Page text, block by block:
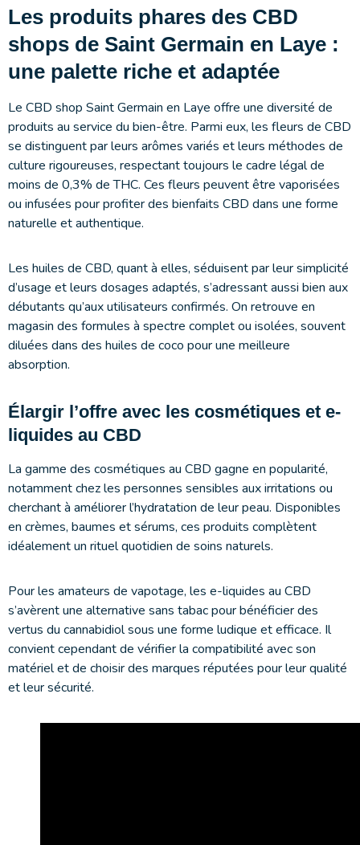
Les produits phares des CBD
shops de Saint Germain en Laye :
une palette riche et adaptée
Le CBD shop Saint Germain en Laye offre une diversité de
produits au service du bien-être. Parmi eux, les fleurs de CBD
se distinguent par leurs arômes variés et leurs méthodes de
culture rigoureuses, respectant toujours le cadre légal de
moins de 0,3% de THC. Ces fleurs peuvent être vaporisées
ou infusées pour profiter des bienfaits CBD dans une forme
naturelle et authentique.
Les huiles de CBD, quant à elles, séduisent par leur simplicité
d’usage et leurs dosages adaptés, s’adressant aussi bien aux
débutants qu’aux utilisateurs confirmés. On retrouve en
magasin des formules à spectre complet ou isolées, souvent
diluées dans des huiles de coco pour une meilleure
absorption.
Élargir l’offre avec les cosmétiques et e-
liquides au CBD
La gamme des cosmétiques au CBD gagne en popularité,
notamment chez les personnes sensibles aux irritations ou
cherchant à améliorer l’hydratation de leur peau. Disponibles
en crèmes, baumes et sérums, ces produits complètent
idéalement un rituel quotidien de soins naturels.
Pour les amateurs de vapotage, les e-liquides au CBD
s’avèrent une alternative sans tabac pour bénéficier des
vertus du cannabidiol sous une forme ludique et efficace. Il
convient cependant de vérifier la compatibilité avec son
matériel et de choisir des marques réputées pour leur qualité
et leur sécurité.